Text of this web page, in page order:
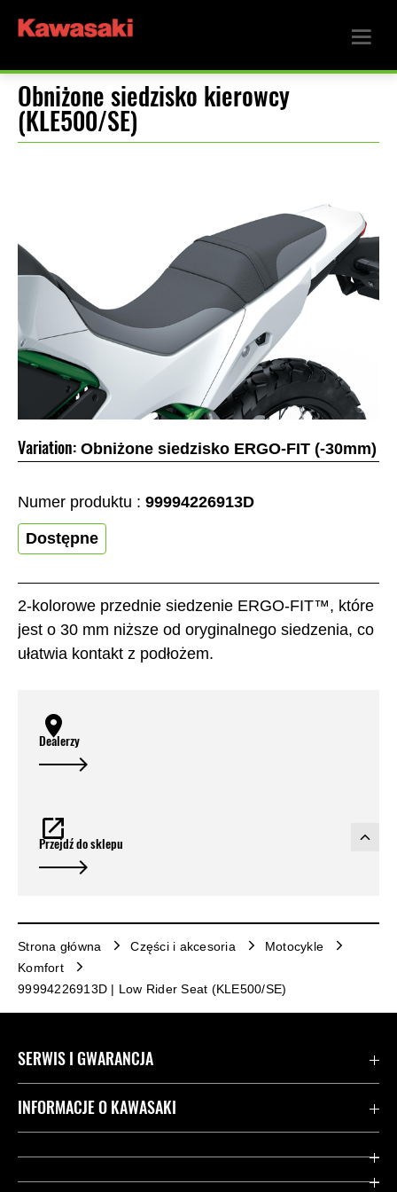
Obniżone siedzisko kierowcy
(KLE500/SE)
2-kolorowe przednie siedzenie ERGO-FIT™, które
jest o 30 mm niższe od oryginalnego siedzenia, co
ułatwia kontakt z podłożem.
Variation: Obniżone siedzisko ERGO-FIT (-30mm)
Numer produktu : 99994226913D
Dostępne
Dealerzy
Przejdź do sklepu
Strona główna Części i akcesoria
Motocykle
Komfort
99994226913D | Low Rider Seat (KLE500/SE)
SERWIS I GWARANCJA
Kontakt
Przydatne strony
INFORMACJE O KAWASAKI
Dziedzictwo Kawasaki